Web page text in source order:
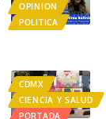
OPINION
POLITICA
CDMX
CIENCIA Y SALUD
PORTADA